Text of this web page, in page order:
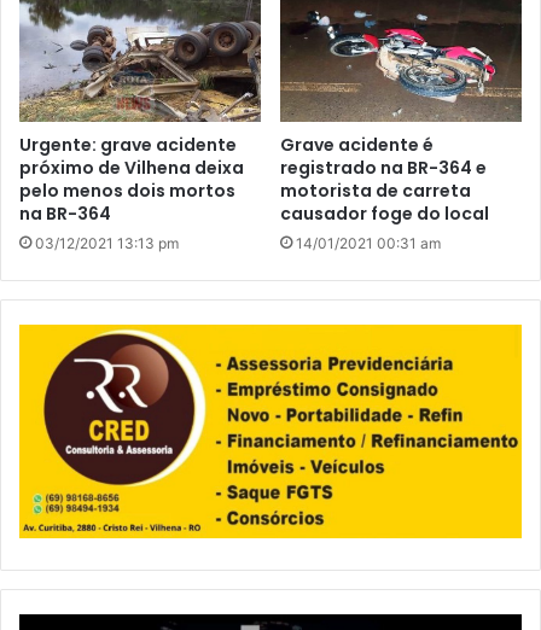
Urgente: grave acidente
próximo de Vilhena deixa
pelo menos dois mortos
na BR-364
03/12/2021 13:13 pm
Grave acidente é
registrado na BR-364 e
motorista de carreta
causador foge do local
14/01/2021 00:31 am